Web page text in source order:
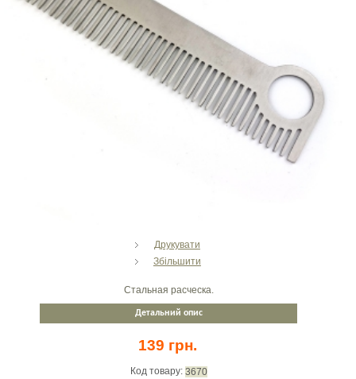
Друкувати
Збільшити
Стальная расческа.
Детальний опис
139 грн.
Код товару: 3670